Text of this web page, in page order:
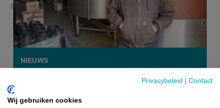
Privacybeleid | Contact
Wij gebruiken cookies
23 DECEMBER 2025
NIEUWS